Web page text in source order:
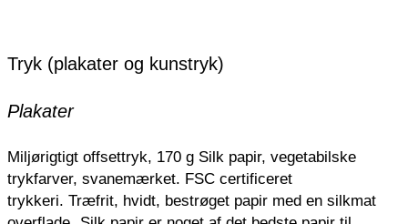
Tryk (plakater og kunstryk)
Plakater
Miljørigtigt offsettryk, 170 g Silk papir, vegetabilske
trykfarver, svanemærket. FSC certificeret
trykkeri. Træfrit, hvidt, bestrøget papir med en silkmat